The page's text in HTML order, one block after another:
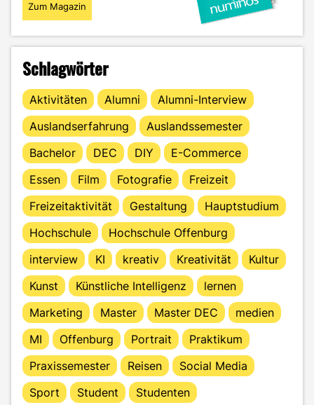
Zum Magazin
Schlagwörter
Aktivitäten Alumni
Alumni-Interview
Auslandserfahrung
Auslandssemester
Bachelor
DEC DIY
E-Commerce
Essen
Film Fotografie
Freizeit
Freizeitaktivität
Gestaltung
Hauptstudium
Hochschule
Hochschule Offenburg
interview
KI kreativ Kreativität
Kultur
Kunst
Künstliche Intelligenz
lernen
Marketing
Master Master DEC
medien
MI
Offenburg Portrait
Praktikum
Praxissemester
Reisen
Social Media
Sport
Student
Studenten